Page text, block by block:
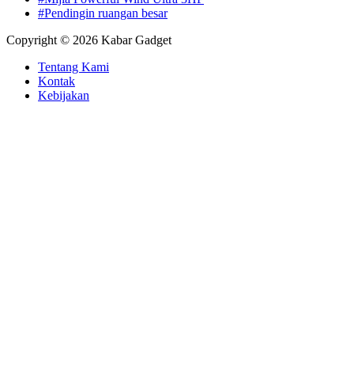
#Pendingin ruangan besar
Copyright © 2026 Kabar Gadget
Tentang Kami
Kontak
Kebijakan